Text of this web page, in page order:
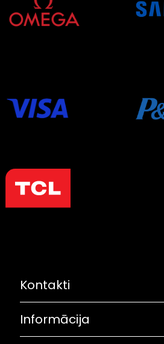
Kontakti
Adrese: Grostonas iela 6B, Rīga
Informācija